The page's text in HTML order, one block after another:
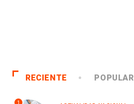
RECIENTE POPULAR
1